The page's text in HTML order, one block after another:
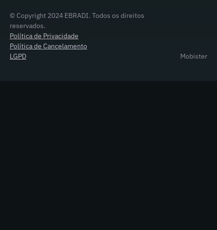
© Copyright 2024 EBRADI. Todos os direitos
reservados.
Política de Privacidade
Política de Cancelamento
LGPD
Mobister